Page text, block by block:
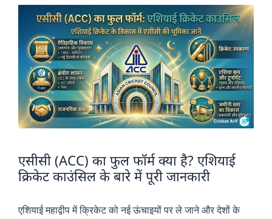
एसीसी (ACC) का फुल फॉर्म क्या है? एशियाई
क्रिकेट काउंसिल के बारे में पूरी जानकारी
एशियाई महाद्वीप में क्रिकेट को नई ऊंचाइयों पर ले जाने और देशों के